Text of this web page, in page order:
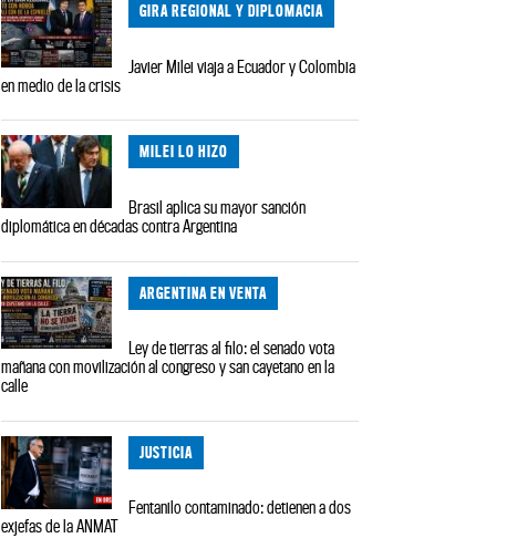
GIRA REGIONAL Y DIPLOMACIA
Javier Milei viaja a Ecuador y Colombia
en medio de la crisis
MILEI LO HIZO
Brasil aplica su mayor sanción
diplomática en décadas contra Argentina
ARGENTINA EN VENTA
Ley de tierras al filo: el senado vota
mañana con movilización al congreso y san cayetano en la
calle
JUSTICIA
Fentanilo contaminado: detienen a dos
exjefas de la ANMAT